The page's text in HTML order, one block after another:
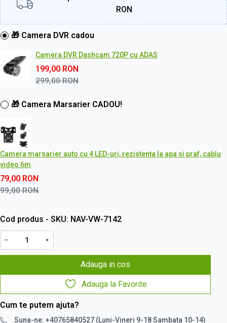
RON
🎁 Camera DVR cadou
Camera DVR Dashcam 720P cu ADAS
199,00 RON
299,00RON
🎁 Camera Marsarier CADOU!
Camera marsarier auto cu 4 LED-uri, rezistenta la apa si praf, cablu
video 6m
79,00 RON
99,00RON
Cod produs - SKU NAV-VW-7142
− +
Adauga in cos
Adauga la Favorite
Cum te putem ajuta?
Suna-ne: +40765840527 (Luni-Vineri 9-18 Sambata 10-14)